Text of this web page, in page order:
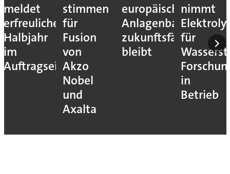
meldet
erfreuliches
Halbjahr
im
Auftragseingang
stimmen
für
Fusion
von
Akzo
Nobel
und
Axalta
europäische
Anlagenbau
zukunftsfähig
bleibt
nimmt
für
in
Betrieb